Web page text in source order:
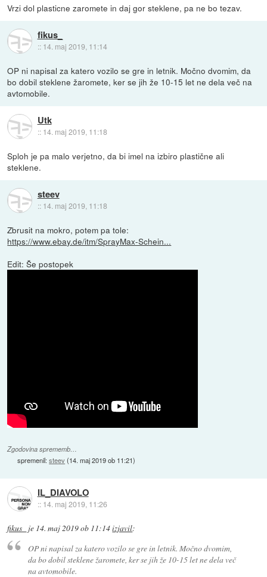
Vrzi dol plasticne zaromete in daj gor steklene, pa ne bo tezav.
fikus_
:: 14. maj 2019, 11:14
OP ni napisal za katero vozilo se gre in letnik. Močno dvomim, da
bo dobil steklene žaromete, ker se jih že 10-15 let ne dela več na
avtomobile.
Utk
:: 14. maj 2019, 11:18
Sploh je pa malo verjetno, da bi imel na izbiro plastične ali
steklene.
steev
:: 14. maj 2019, 11:18
Zbrusit na mokro, potem pa tole:
https://www.ebay.de/itm/SprayMax-Schein...
Edit: Še postopek
Zgodovina sprememb…
spremenil:steev(14. maj 2019 ob 11:21)
IL_DIAVOLO
:: 14. maj 2019, 11:26
fikus_ je 14. maj 2019 ob 11:14izjavil:
OP ni napisal za katero vozilo se gre in letnik. Močno dvomim,
da bo dobil steklene žaromete, ker se jih že 10-15 let ne dela več
na avtomobile.